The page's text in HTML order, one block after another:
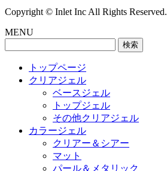
Copyright © Inlet Inc All Rights Reserved.
MENU
トップページ
クリアジェル
ベースジェル
トップジェル
その他クリアジェル
カラージェル
クリアー＆シアー
マット
パール＆メタリック